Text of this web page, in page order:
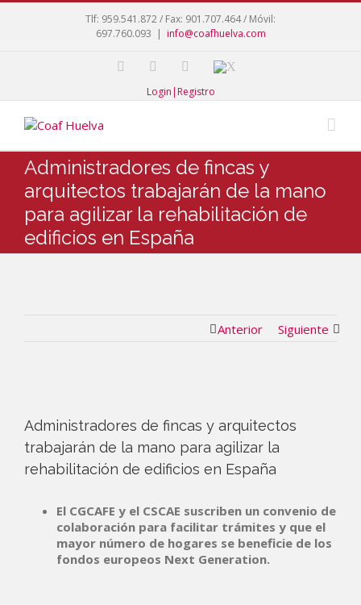
Tlf: 959.541.872 / Fax: 901.707.464 / Móvil:
697.760.093 | info@coafhuelva.com
Login|Registro
Administradores de fincas y
arquitectos trabajarán de la mano
para agilizar la rehabilitación de
edificios en España
Anterior Siguiente
Administradores de fincas y arquitectos
trabajarán de la mano para agilizar la
rehabilitación de edificios en España
El CGCAFE y el CSCAE suscriben un convenio de
colaboración para facilitar trámites y que el
mayor número de hogares se beneficie de los
fondos europeos Next Generation.